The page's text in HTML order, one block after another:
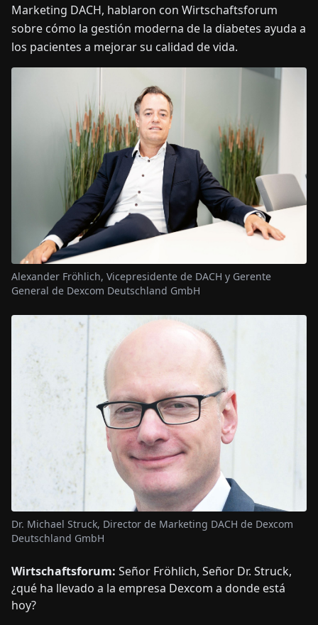
Marketing DACH, hablaron con Wirtschaftsforum
sobre cómo la gestión moderna de la diabetes ayuda a
los pacientes a mejorar su calidad de vida.
Alexander Fröhlich, Vicepresidente de DACH y Gerente
General de Dexcom Deutschland GmbH
Dr. Michael Struck, Director de Marketing DACH de Dexcom
Deutschland GmbH
Wirtschaftsforum: Señor Fröhlich, Señor Dr. Struck,
¿qué ha llevado a la empresa Dexcom a donde está
hoy?